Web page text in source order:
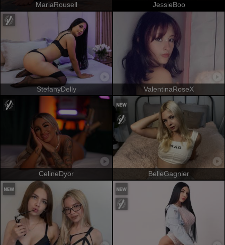
MariaRousell JessieBoo
StefanyDelly ValentinaRoseX
CelineDyor BelleGagnier